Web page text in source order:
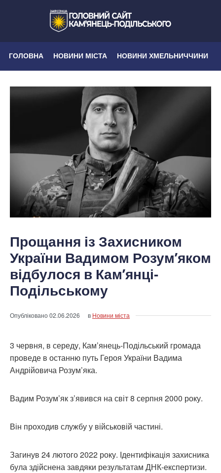
ГОЛОВНА НОВИНИ МІСТА НОВИНИ ХМЕЛЬНИЧЧИНИ
Прощання із Захисником
України Вадимом Розум’яком
відбулося в Кам’янці-
Подільському
Опубліковано02.06.2026 в Новини міста
3 червня, в середу, Кам’янець-Подільський громада
проведе в останню путь Героя України Вадима
Андрійовича Розум’яка.
Вадим Розум’як з’явився на світ 8 серпня 2000 року.
Він проходив службу у військовій частині.
Загинув 24 лютого 2022 року. Ідентифікація захисника
була здійснена завдяки результатам ДНК-експертизи.